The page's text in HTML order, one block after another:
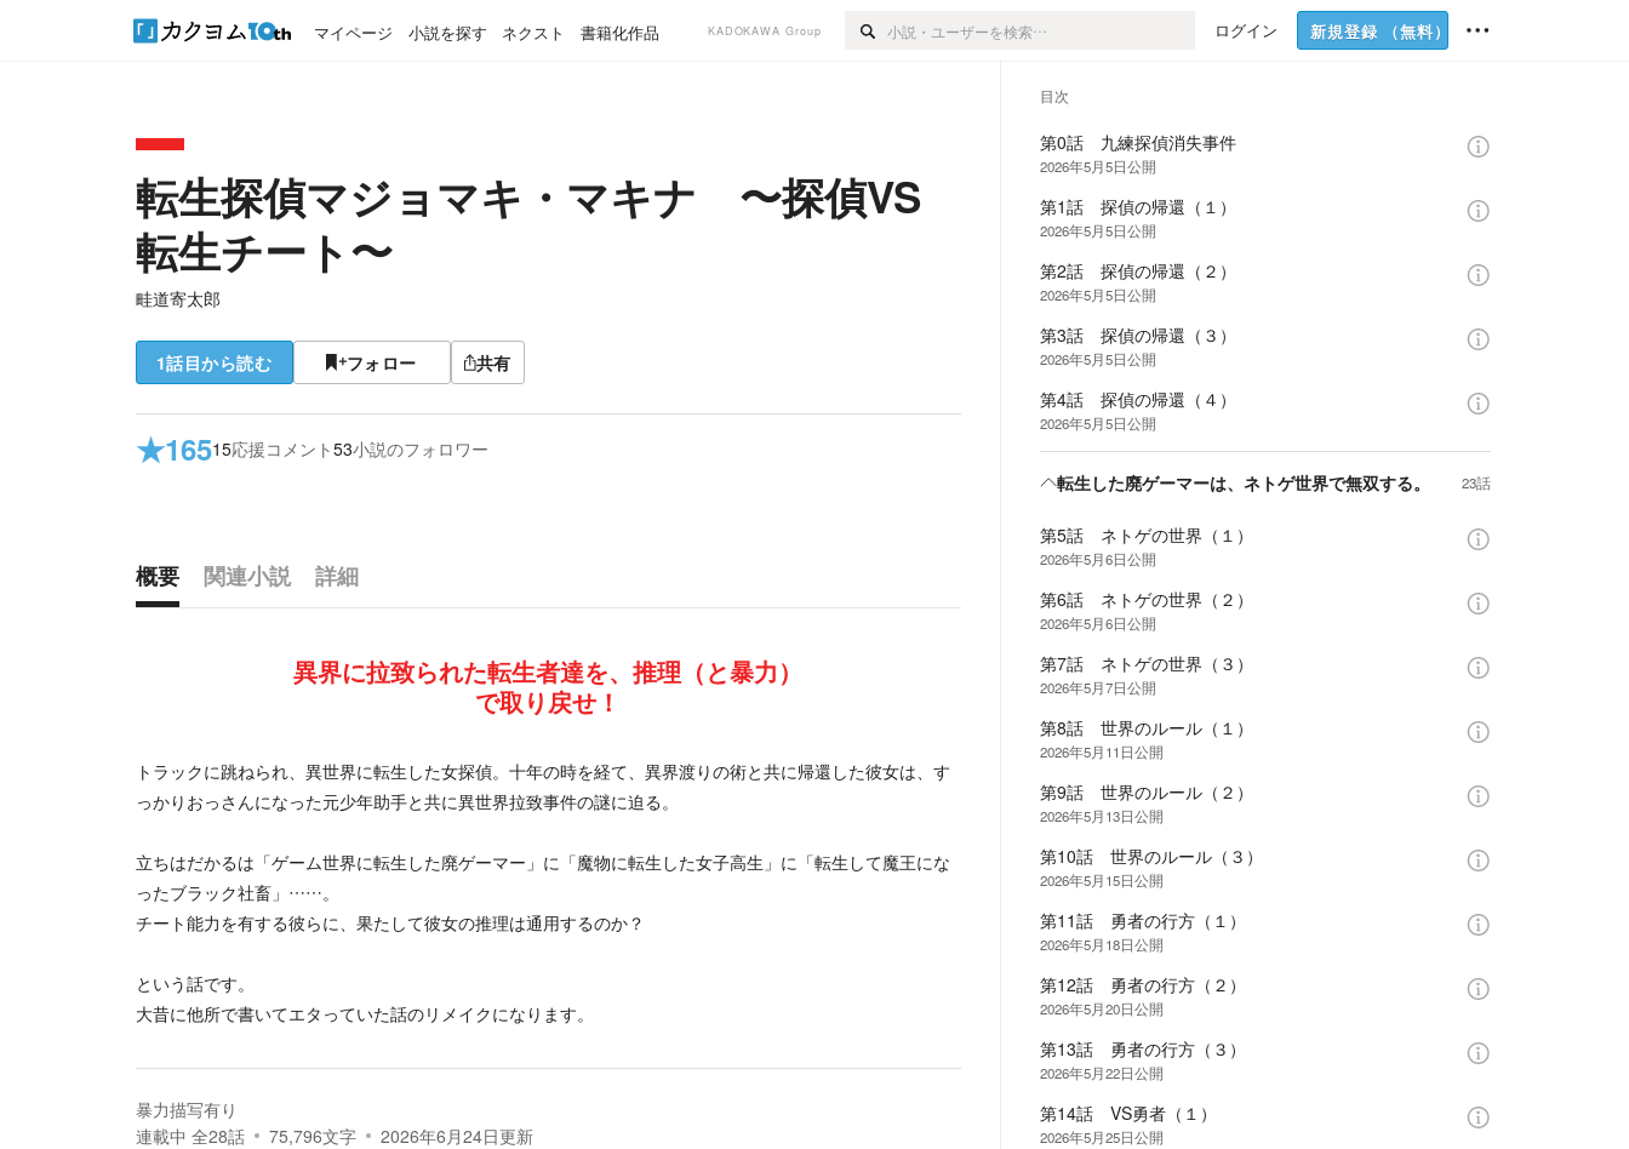
マイページ 小説を探す ネクスト 書籍化作品 KADOKAWA Group ログイン 新規登録 （無料）
転生探偵マジョマキ・マキナ 〜探偵VS
転生チート〜
畦道寄太郎
1話目から読む フォロー 共有
★16515応援コメント53小説のフォロワー
概要 関連小説
詳細
異界に拉致られた転生者達を、推理（と暴力）
で取り戻せ！
トラックに跳ねられ、異世界に転生した女探偵。十年の時を経て、異界渡りの術と共に帰還した彼女は、す
っかりおっさんになった元少年助手と共に異世界拉致事件の謎に迫る。
立ちはだかるは「ゲーム世界に転生した廃ゲーマー」に「魔物に転生した女子高生」に「転生して魔王にな
ったブラック社畜」……。
チート能力を有する彼らに、果たして彼女の推理は通用するのか？
という話です。
大昔に他所で書いてエタっていた話のリメイクになります。
暴力描写有り
連載中 全28話 75,796文字 2026年6月24日更新
目次
第0話 九練探偵消失事件
2026年5月5日公開
第1話 探偵の帰還（１）
2026年5月5日公開
第2話 探偵の帰還（２）
2026年5月5日公開
第3話 探偵の帰還（３）
2026年5月5日公開
第4話 探偵の帰還（４）
2026年5月5日公開
転生した廃ゲーマーは、ネトゲ世界で無双する。 23話
第5話 ネトゲの世界（１）
2026年5月6日公開
第6話 ネトゲの世界（２）
2026年5月6日公開
第7話 ネトゲの世界（３）
2026年5月7日公開
第8話 世界のルール（１）
2026年5月11日公開
第9話 世界のルール（２）
2026年5月13日公開
第10話 世界のルール（３）
2026年5月15日公開
第11話 勇者の行方（１）
2026年5月18日公開
第12話 勇者の行方（２）
2026年5月20日公開
第13話 勇者の行方（３）
2026年5月22日公開
第14話 VS勇者（１）
2026年5月25日公開